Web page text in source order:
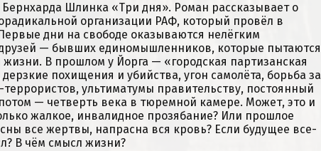
Шлинка «Три дня». Роман рассказывает о
организации РАФ, который провёл в
дни на свободе оказываются нелёгким
— бывших единомышленников, которые пытаются
В прошлом у Йорга — «городская партизанская
похищения и убийства, угон самолёта, борьба за
ультиматумы правительству, постоянный
— четверть века в тюремной камере. Может, это и
жалкое, инвалидное прозябание? Или прошлое
все жертвы, напрасна вся кровь? Если будущее все-
В чём смысл жизни?